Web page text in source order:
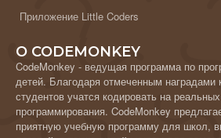
Приложение Little Coders
О CODEMONKEY
CodeMonkey - ведущая программа по
детей. Благодаря отмеченным
студентов учатся кодировать на
программирования. CodeMonkey
приятную учебную программу для школ,